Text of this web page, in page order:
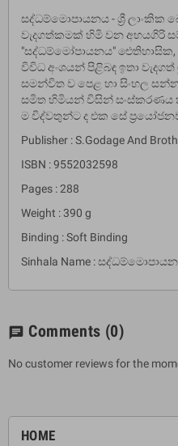
HOME
සද්ධම්මොපායනය - ශ්‍රී ලාංකික
වැදගත්කමක් හිමි වන අභයගිරි
"සද්ධම්මෝපායනය" ඓතිහාසික,
විවිධ අංශයන් පිළිබඳ ඉතා
සමන්විත ව පෙළ හා සිංහල
සමිත හිමියන් විසින්
ම විද්වතුන්ට ද එක සේ
Publisher : S.Godage And
ISBN : 9552032598
Pages : 288
Weight : 390 g
Binding : Soft Binding
Sinhala Name :
chat Comments (0)
No customer reviews for the